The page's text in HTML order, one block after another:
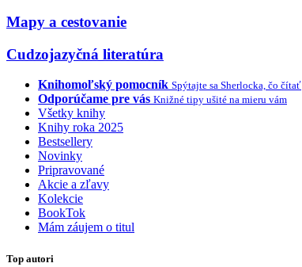
Mapy a cestovanie
Cudzojazyčná literatúra
Knihomoľský pomocník Spýtajte sa Sherlocka, čo čítať
Odporúčame pre vás Knižné tipy ušité na mieru vám
Všetky knihy
Knihy roka 2025
Bestsellery
Novinky
Pripravované
Akcie a zľavy
Kolekcie
BookTok
Mám záujem o titul
Top autori